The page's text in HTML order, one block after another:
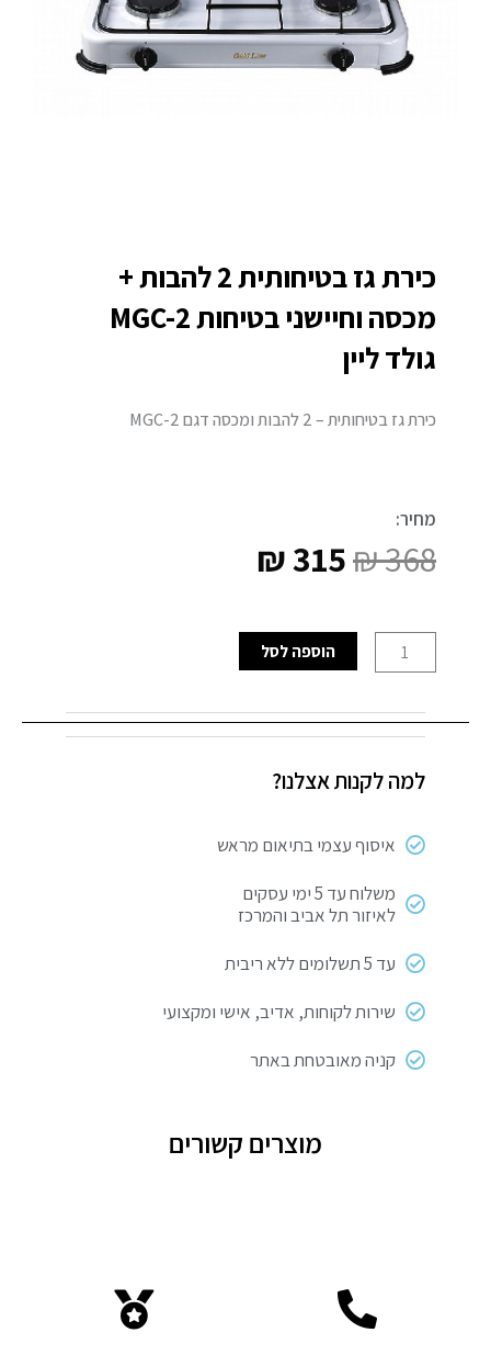
כירת גז בטיחותית 2 להבות +
מכסה וחיישני בטיחות MGC-2
גולד ליין
כירת גז בטיחותית – 2 להבות ומכסה דגם MGC-2
מחיר:
₪368
המקורי
היה:
₪ 368.
₪315
הנוכחי
הוא:
₪ 315.
של
גז
וחיישני
בטיחות
גולד
הוספה לסל
למה לקנות אצלנו?
איסוף עצמי בתיאום מראש
משלוח עד 5 ימי עסקים
לאיזור תל אביב והמרכז
עד 5 תשלומים ללא ריבית
שירות לקוחות, אדיב, אישי ומקצועי
קניה מאובטחת באתר
מוצרים קשורים